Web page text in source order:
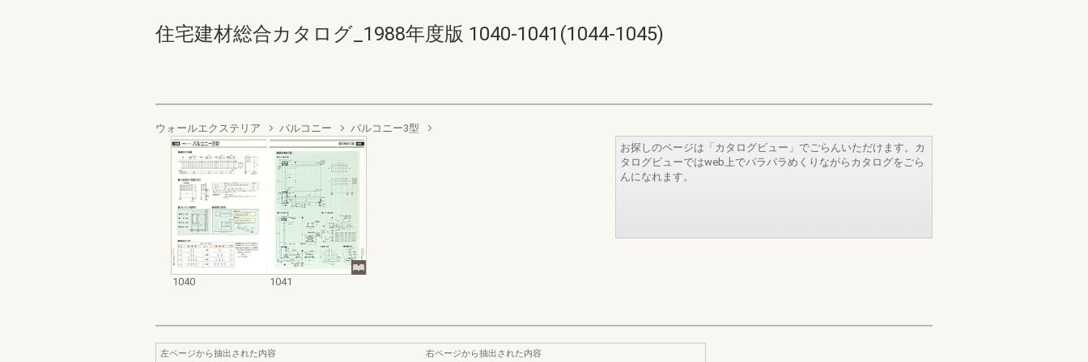
住宅建材総合カタログ_1988年度版 1040-1041(1044-1045)
ウォールエクステリア バルコニー バルコニー3型
1040 1041
お探しのページは「カタログビュー」でごらんいただけます。カ
タログビューではweb上でパラパラめくりながらカタログをごら
んになれます。
左ページから抽出された内容
右ページから抽出された内容